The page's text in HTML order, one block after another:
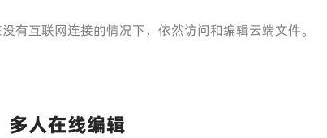
有互联网连接的情况下，依然访问和编辑云端文件。
多人在线编辑